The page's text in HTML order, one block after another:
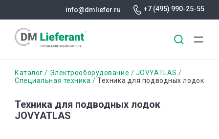
содержанию
info@dmliefer.ru +7 (495) 990-25-55
Строка
Каталог Электрооборудование
JOVYATLAS
Специальная техника
Техника для подводных лодок
Техника для подводных лодок
JOVYATLAS